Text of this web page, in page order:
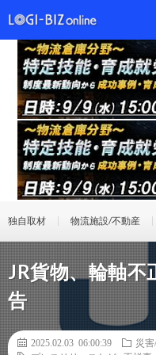
独自取材 物流施設/不動産
JR貨物、輪軸不
告
2025.02.03 06:00:39
災